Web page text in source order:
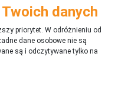
danych
priorytet. W odróżnieniu od
adne dane osobowe nie są
są i odczytywane tylko na